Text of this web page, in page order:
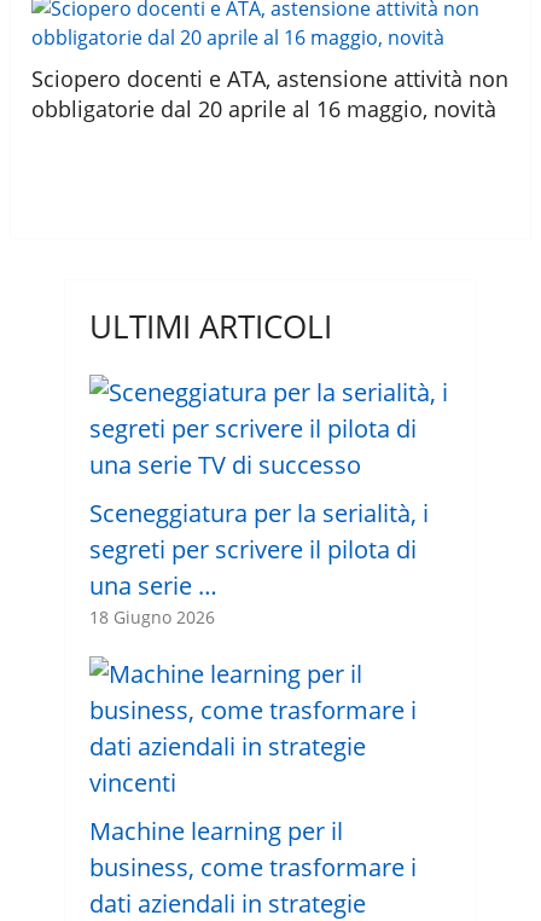
Sciopero docenti e ATA, astensione attività non
obbligatorie dal 20 aprile al 16 maggio, novità
ULTIMI ARTICOLI
Sceneggiatura per la serialità, i
segreti per scrivere il pilota di
una serie …
18 Giugno 2026
Machine learning per il
business, come trasformare i
dati aziendali in strategie